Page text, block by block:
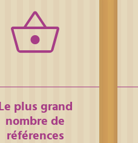
Le plus grand
nombre de
références